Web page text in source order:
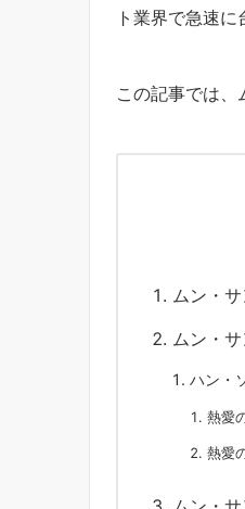
ト業界で急速に
この記事では、
ムン・
ムン・
ハン・
熱愛
熱愛